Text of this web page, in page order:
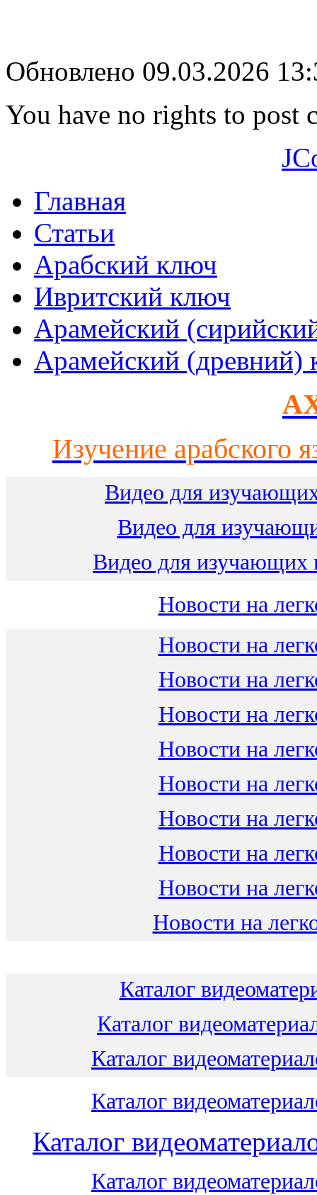
Обновлено 09.03.2026
You have no rights to post
Главная
Статьи
Арабский ключ
Ивритский ключ
Арамейский
Арамейский (древний)
Изучение арабского
Видео для
Видео для
Видео для изучающих
Новости на
Новости на
Новости на
Новости на
Новости на
Новости на
Новости на
Новости на
Новости на
Новости на
Каталог
Каталог
Каталог
Каталог
Каталог
Каталог